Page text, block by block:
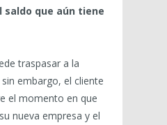
saldo que aún tiene
traspasar a la
embargo, el cliente
el momento en que
nueva empresa y el